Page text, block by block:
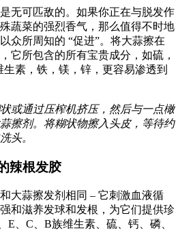
无可匹敌的。如果你正在与脱发作
蔬菜的强烈香气，那么值得不时地
众所周知的 “促进”。将大蒜擦在
，它所包含的所有宝贵成分，如硫，
素，铁，镁，锌，更容易渗透到
或通过压榨机挤压，然后与一点橄
擦剂。将糊状物擦入头皮，等待约
头。
辣根发胶
大蒜擦发剂相同 – 它刺激血液循
强和滋养发球和发根，为它们提供珍
E、C、B族维生素、硫、钙、磷、